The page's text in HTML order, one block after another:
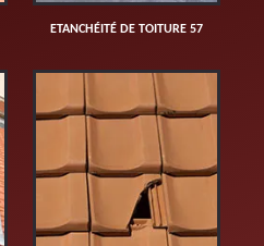
ETANCHÉITÉ DE TOITURE 57